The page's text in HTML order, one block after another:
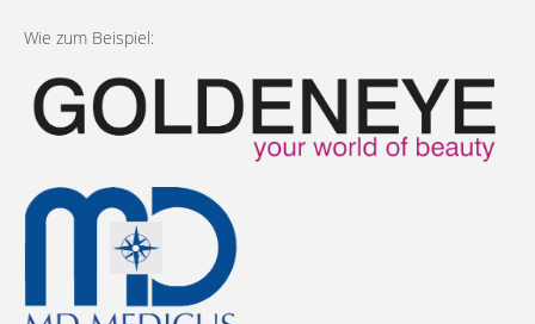
Wie zum Beispiel: